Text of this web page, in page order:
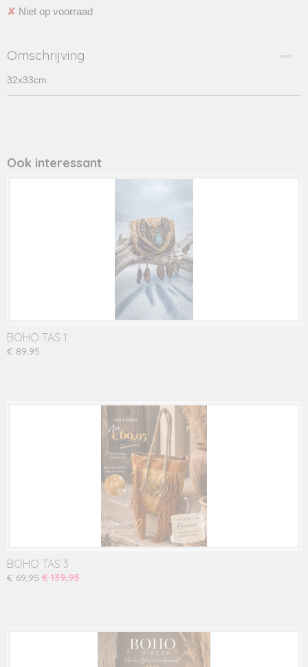
✘ Niet op voorraad
Omschrijving
32x33cm
Ook interessant
BOHO TAS 1
€ 89,95
BOHO TAS 3
€ 69,95 € 139,95